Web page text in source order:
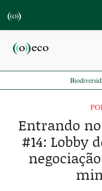
Entrando no
#14: Lobby